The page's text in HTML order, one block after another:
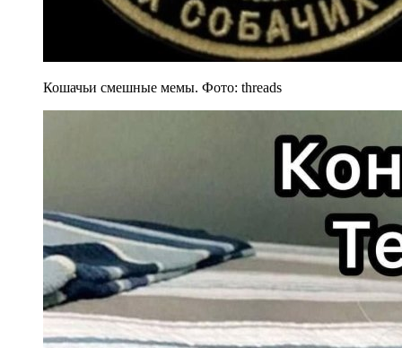
Кошачьи смешные мемы. Фото: threads